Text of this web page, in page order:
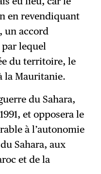
en revendiquant
un accord
lequel
du territoire, le
la Mauritanie.
du Sahara,
et opposera le
à l’autonomie
Sahara, aux
et de la